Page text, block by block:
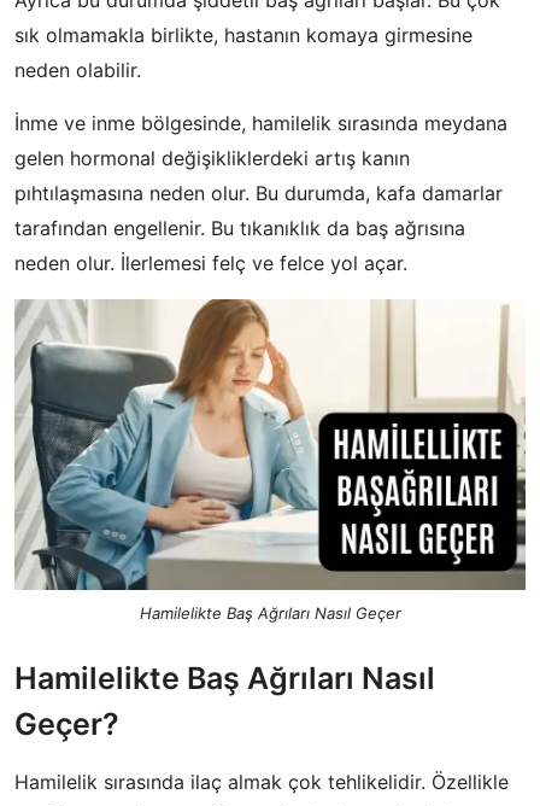
sık olmamakla birlikte, hastanın komaya girmesine
neden olabilir.
İnme ve inme bölgesinde, hamilelik sırasında meydana
gelen hormonal değişikliklerdeki artış kanın
pıhtılaşmasına neden olur. Bu durumda, kafa damarlar
tarafından engellenir. Bu tıkanıklık da baş ağrısına
neden olur. İlerlemesi felç ve felce yol açar.
Hamilelikte Baş Ağrıları Nasıl Geçer
Hamilelikte Baş Ağrıları Nasıl
Geçer?
Hamilelik sırasında ilaç almak çok tehlikelidir. Özellikle